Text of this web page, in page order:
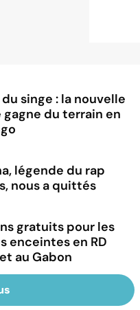
singe : la nouvelle
gagne du terrain en
légende du rap
nous a quittés
gratuits pour les
enceintes en RD
au Gabon